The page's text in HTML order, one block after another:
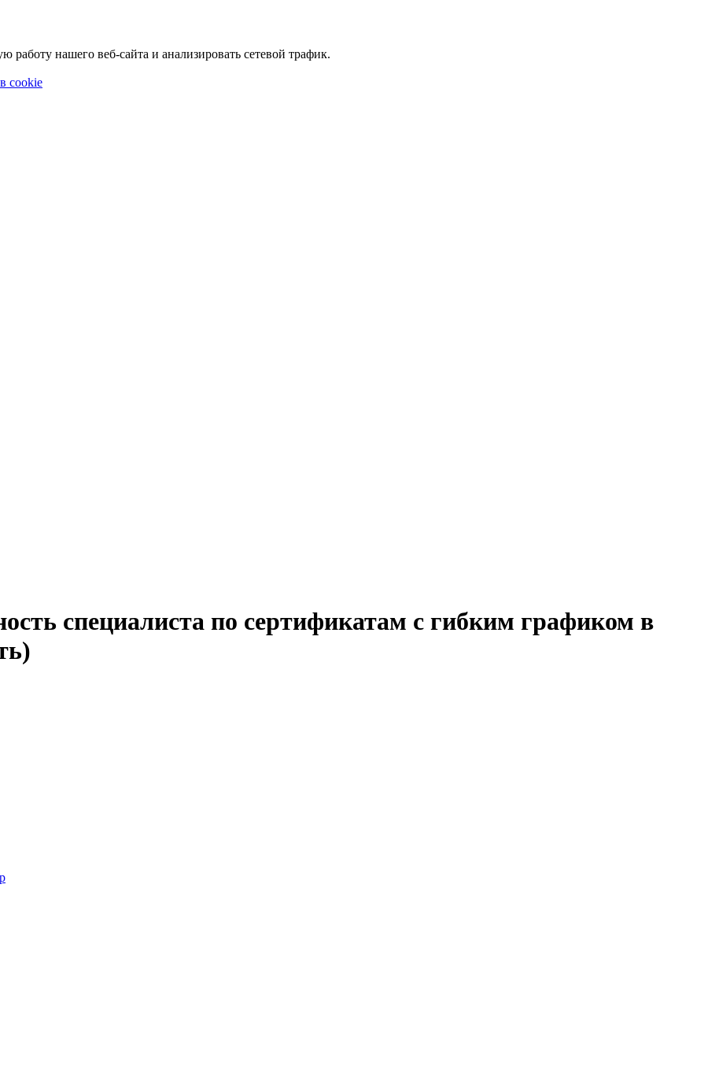
нашего веб-сайта и анализировать сетевой трафик.
cookie
специалиста по сертификатам с гибким графиком в